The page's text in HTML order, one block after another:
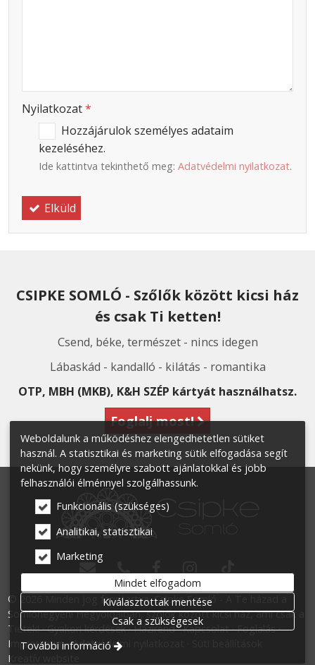
Nyilatkozat*
Hozzájárulok személyes adataim
kezeléséhez.
Ide kattintva tekinthető meg: Adatvédelmi nyilatkozat.
Elküld
CSIPKE SOMLÓ - Szőlők között kicsi ház
és csak Ti ketten!
Csend, béke, természet - nincs idegen
Lábaskád - kandalló - kilátás - romantika
OTP, MBH (MKB), K&H SZÉP kártyát használhatsz.
Foglalj most!
© 2026 Minden jog fenntartva. Csipke Somló - A Te házad a
Somlóhegyen! Hegyoldalban, szőlők között kicsi ház, ami csak a
Tiétek! Gyakori kérdések Házirend Kapcsolat Foglalás
Impresszum Adatvédelmi nyilatkozat
Kreatív website
Weboldalunk a működéshez elengedhetetlen sütiket
használ. A statisztikai és marketing sütik elfogadása segít
nekünk, hogy személyre szabott ajánlatokkal és jobb
felhasználói élménnyel szolgálhassunk.
Funkcionális (szükséges)
Analitikai, statisztikai
Marketing
Mindet elfogadom
Kiválasztottak mentése
Csak a szükségesek
További információ